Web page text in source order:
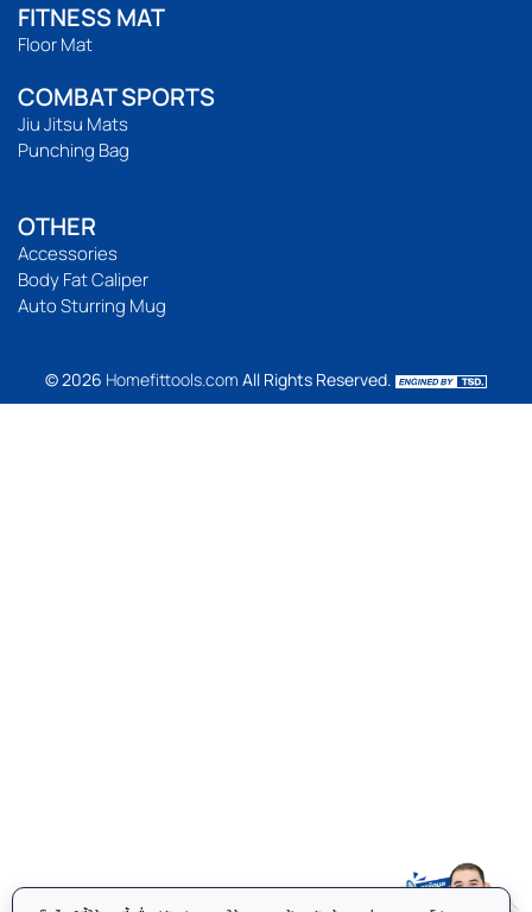
FITNESS MAT
Floor Mat
COMBAT SPORTS
Jiu Jitsu Mats
Punching Bag
OTHER
Accessories
Body Fat Caliper
Auto Sturring Mug
© 2026 Homefittools.com All Rights Reserved.